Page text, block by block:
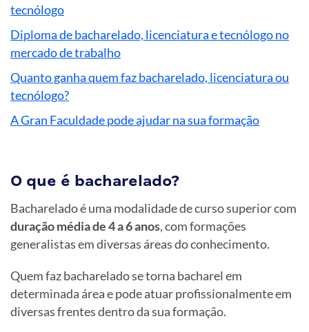
tecnólogo
Diploma de bacharelado, licenciatura e tecnólogo no
mercado de trabalho
Quanto ganha quem faz bacharelado, licenciatura ou
tecnólogo?
A Gran Faculdade pode ajudar na sua formação
O que é bacharelado?
Bacharelado é uma modalidade de curso superior com
duração média de 4 a 6 anos, com formações
generalistas em diversas áreas do conhecimento.
Quem faz bacharelado se torna bacharel em
determinada área e pode atuar profissionalmente em
diversas frentes dentro da sua formação.